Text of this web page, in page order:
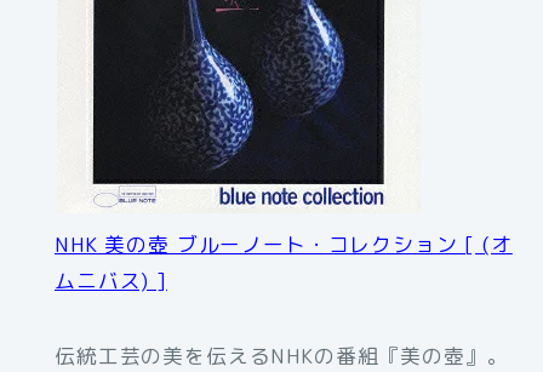
NHK 美の壺 ブルーノート・コレクション [ (オ
ムニバス) ]
伝統工芸の美を伝えるNHKの番組『美の壺』。